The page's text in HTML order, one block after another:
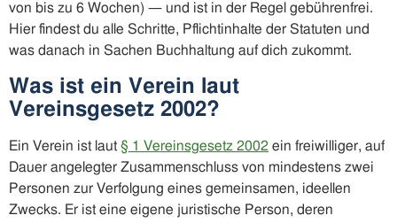
von bis zu 6 Wochen) — und ist in der Regel gebührenfrei.
Hier findest du alle Schritte, Pflichtinhalte der Statuten und
was danach in Sachen Buchhaltung auf dich zukommt.
Was ist ein Verein laut
Vereinsgesetz 2002?
Ein Verein ist laut § 1 Vereinsgesetz 2002 ein freiwilliger, auf
Dauer angelegter Zusammenschluss von mindestens zwei
Personen zur Verfolgung eines gemeinsamen, ideellen
Zwecks. Er ist eine eigene juristische Person, deren